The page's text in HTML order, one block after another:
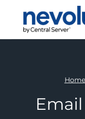
Conteúdo
Home